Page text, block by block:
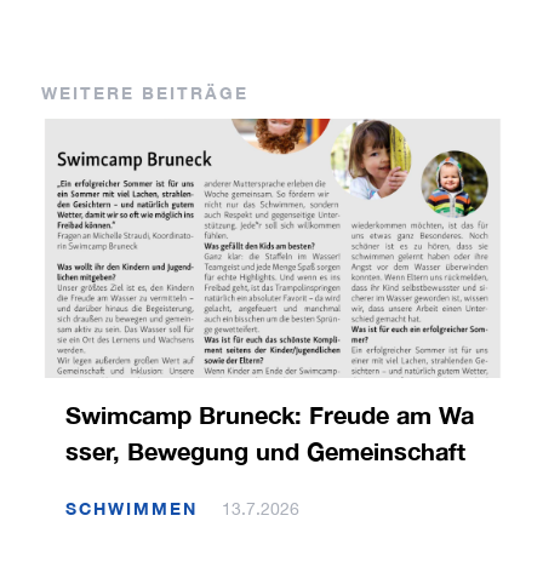
WEITERE BEITRÄGE
Swimcamp Bruneck: Freude am Wa
sser, Bewegung und Gemeinschaft
SCHWIMMEN 13.7.2026